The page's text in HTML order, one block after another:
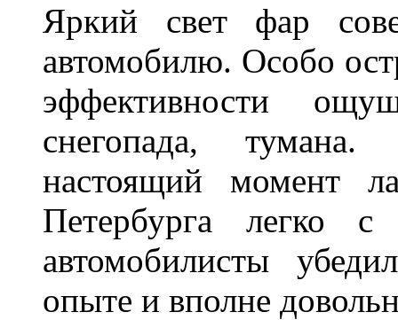
Яркий свет фар
автомобилю. Особо
эффективности
снегопада,
настоящий момент
Петербурга легко
автомобилисты
опыте и вполне